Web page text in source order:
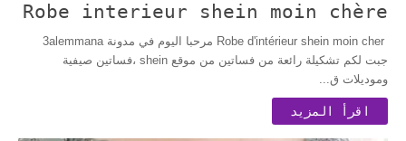
Robe interieur shein moin chère
Robe d'intérieur shein moin cher مرحبا اليوم في مدونة 3alemmana
جبت لكم تشكيلة رائعة من فساتين من موقع shein ،فساتين صيفية
وموديلات ق...
اقرأ المزيد